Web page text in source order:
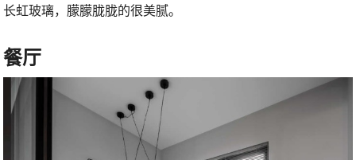
长虹玻璃，朦朦胧胧的很美腻。
餐厅